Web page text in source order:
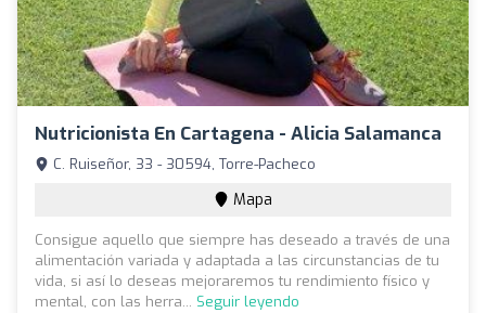
Nutricionista En Cartagena - Alicia Salamanca
C. Ruiseñor, 33 - 30594, Torre-Pacheco
Mapa
Consigue aquello que siempre has deseado a través de una
alimentación variada y adaptada a las circunstancias de tu
vida, si así lo deseas mejoraremos tu rendimiento físico y
mental, con las herra... Seguir leyendo